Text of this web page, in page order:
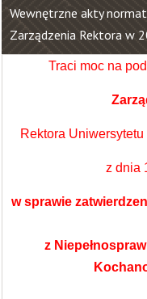
Wewnętrzne akty
Zarządzenia Rektora w
Traci moc na
Rektora
z dnia
w sprawie
z